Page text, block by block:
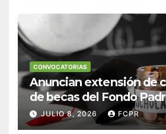
CONVOCATORIAS
Anuncian extensión de
de becas del Fondo
Hendricks, SJ para
Colegio San Ignacio
JULIO 8, 2026 FCPR